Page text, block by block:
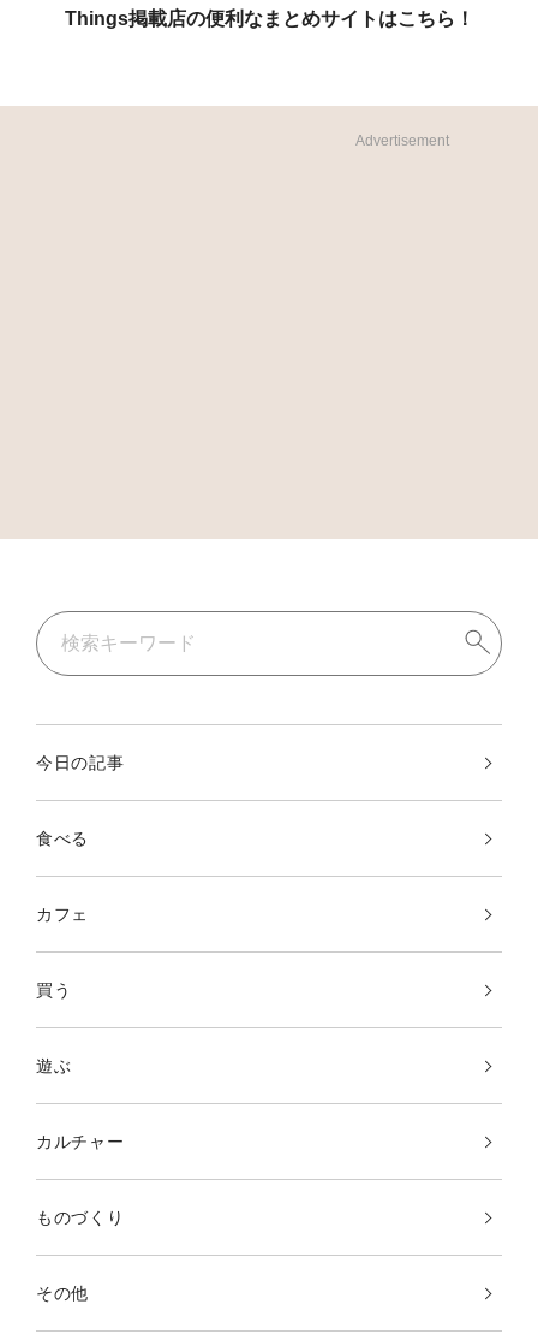
Things掲載店の便利なまとめサイトはこちら！
Advertisement
今日の記事
食べる
カフェ
買う
遊ぶ
カルチャー
ものづくり
その他